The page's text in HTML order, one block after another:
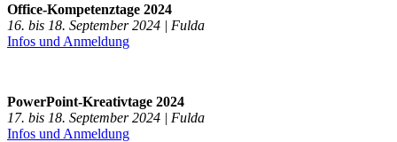
Office-Kompetenztage 2024
16. bis 18. September 2024 | Fulda
Infos und Anmeldung
PowerPoint-Kreativtage 2024
17. bis 18. September 2024 | Fulda
Infos und Anmeldung